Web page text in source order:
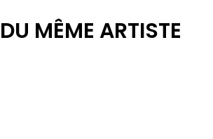
DU MÊME ARTISTE